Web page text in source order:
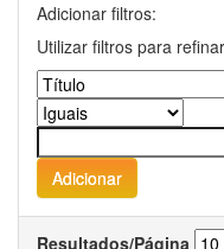
Adicionar filtros:
Utilizar filtros para
Resultados/Página